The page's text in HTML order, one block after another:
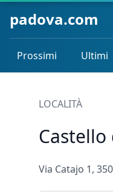
padova.com
Prossimi Ultimi
LOCALITÀ
Castello
Via Catajo 1,